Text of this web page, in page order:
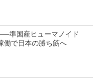
準国産ヒューマノイド
働で日本の勝ち筋へ